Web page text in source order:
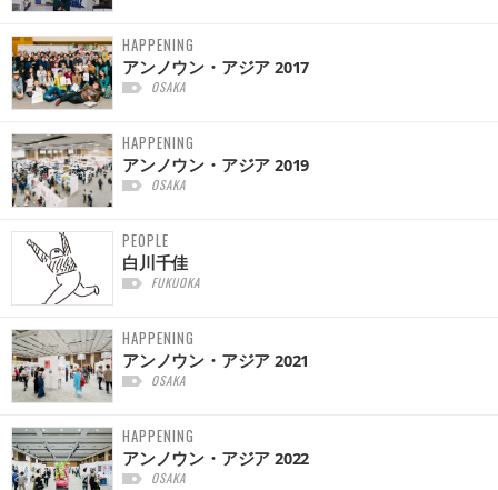
HAPPENING
アンノウン・アジア 2017
OSAKA
HAPPENING
アンノウン・アジア 2019
OSAKA
PEOPLE
白川千佳
FUKUOKA
HAPPENING
アンノウン・アジア 2021
OSAKA
HAPPENING
アンノウン・アジア 2022
OSAKA